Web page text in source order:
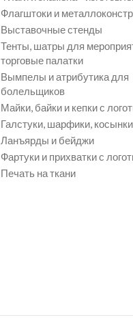
Флагштоки и
Выставочные стенды
Тенты, шатры для
торговые палатки
Вымпелы и атрибутика для
болельщиков
Майки, байки и кепки с
Галстуки, шарфики, косынки
Ланъярды и бейджи
Фартуки и прихватки с
Печать на ткани